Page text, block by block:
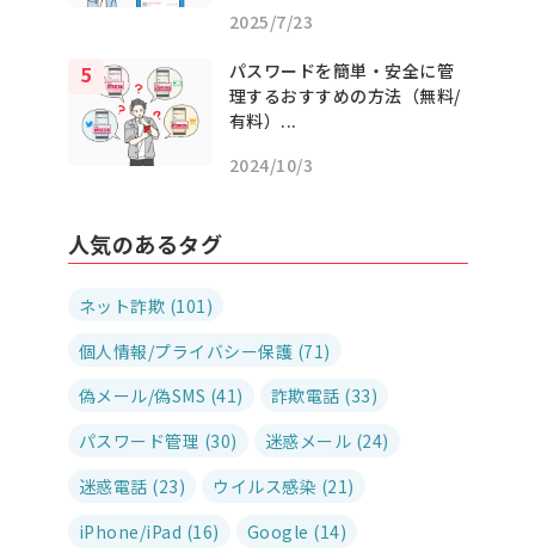
2025/7/23
パスワードを簡単・安全に管
理するおすすめの方法（無料/
有料）...
2024/10/3
人気のあるタグ
ネット詐欺 (101)
個人情報/プライバシー保護 (71)
偽メール/偽SMS (41)
詐欺電話 (33)
パスワード管理 (30)
迷惑メール (24)
迷惑電話 (23)
ウイルス感染 (21)
iPhone/iPad (16)
Google (14)